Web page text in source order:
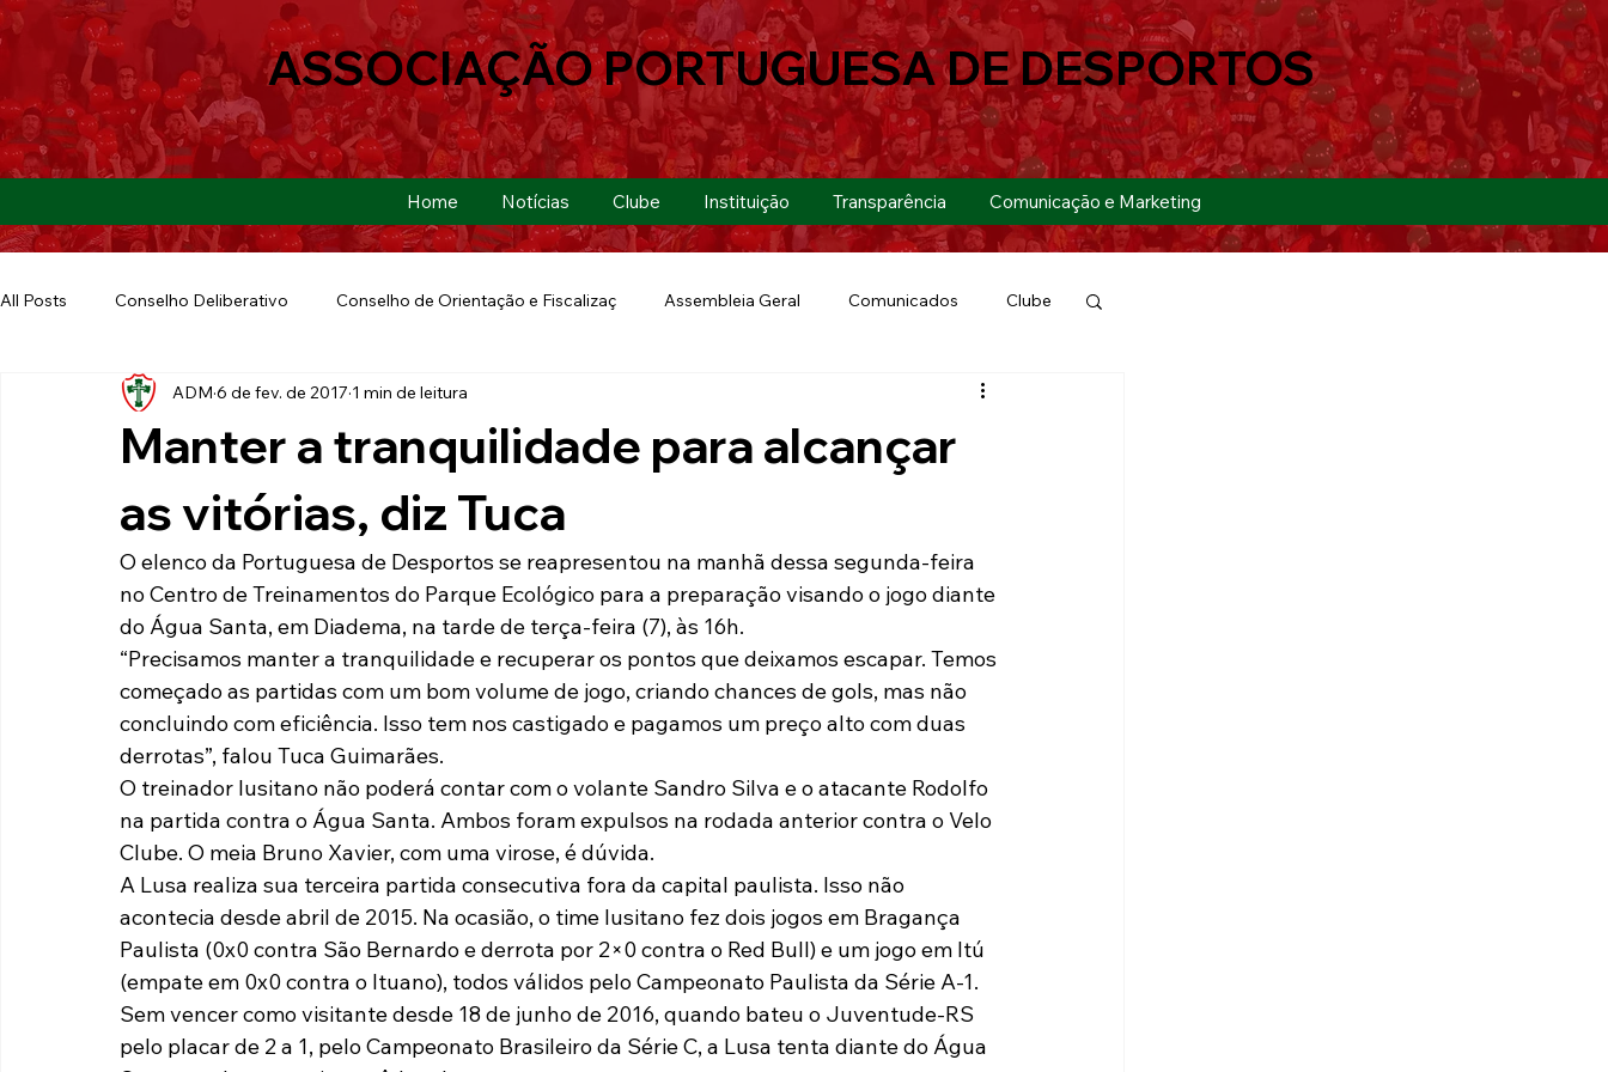
Home Notícias Clube Instituição Transparência Comunicação e Marketing
ASSOCIAÇÃO PORTUGUESA DE DESPORTOS
All Posts Conselho Deliberativo Conselho de Orientação e Fiscalizaç Assembleia Geral Comunicados Clube
Ação Social Futebol Americano Copa São Paulo
Futebol de Base Futebol de Quintal
Paulista A2 2019 Portuguesas pelo Brasil Ouvidoria Modalidades Marketing Sócio-Torcedor
Tabelas Recuperação Judicial
Manter a tranquilidade para alcançar
as vitórias, diz Tuca
ADM 6 de fev. de 2017 1 min de leitura
O elenco da Portuguesa de Desportos se reapresentou na manhã dessa segunda-feira
no Centro de Treinamentos do Parque Ecológico para a preparação visando o jogo diante
do Água Santa, em Diadema, na tarde de terça-feira (7), às 16h.
“Precisamos manter a tranquilidade e recuperar os pontos que deixamos escapar. Temos
começado as partidas com um bom volume de jogo, criando chances de gols, mas não
concluindo com eficiência. Isso tem nos castigado e pagamos um preço alto com duas
derrotas”, falou Tuca Guimarães.
O treinador lusitano não poderá contar com o volante Sandro Silva e o atacante Rodolfo
na partida contra o Água Santa. Ambos foram expulsos na rodada anterior contra o Velo
Clube. O meia Bruno Xavier, com uma virose, é dúvida.
A Lusa realiza sua terceira partida consecutiva fora da capital paulista. Isso não
acontecia desde abril de 2015. Na ocasião, o time lusitano fez dois jogos em Bragança
Paulista (0x0 contra São Bernardo e derrota por 2×0 contra o Red Bull) e um jogo em Itú
(empate em 0x0 contra o Ituano), todos válidos pelo Campeonato Paulista da Série A-1.
Sem vencer como visitante desde 18 de junho de 2016, quando bateu o Juventude-RS
pelo placar de 2 a 1, pelo Campeonato Brasileiro da Série C, a Lusa tenta diante do Água